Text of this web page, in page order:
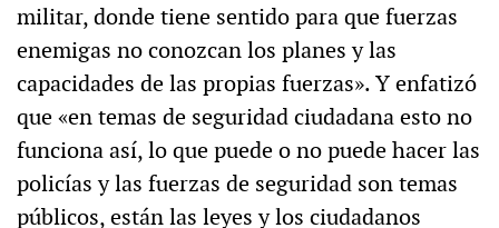
militar, donde tiene sentido para que fuerzas
enemigas no conozcan los planes y las
capacidades de las propias fuerzas». Y enfatizó
que «en temas de seguridad ciudadana esto no
funciona así, lo que puede o no puede hacer las
policías y las fuerzas de seguridad son temas
públicos, están las leyes y los ciudadanos